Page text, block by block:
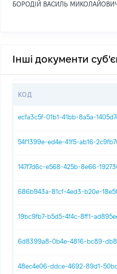
БОРОДІЙ ВАСИЛЬ МИКОЛАЙОВИЧ
Інші документи
КОД
ecfa3c5f-01b1-41bb-8a5a-
54f1399e-ed4e-41f5-ab16-
147f7d6c-e568-425b-8e66-
686b943a-81cf-4ed3-b20e-
19bc9fb7-b5d5-4f4c-8ff1-
6d8399a8-0b4e-4816-bc89-
48ec4e06-ddce-4692-89d1-